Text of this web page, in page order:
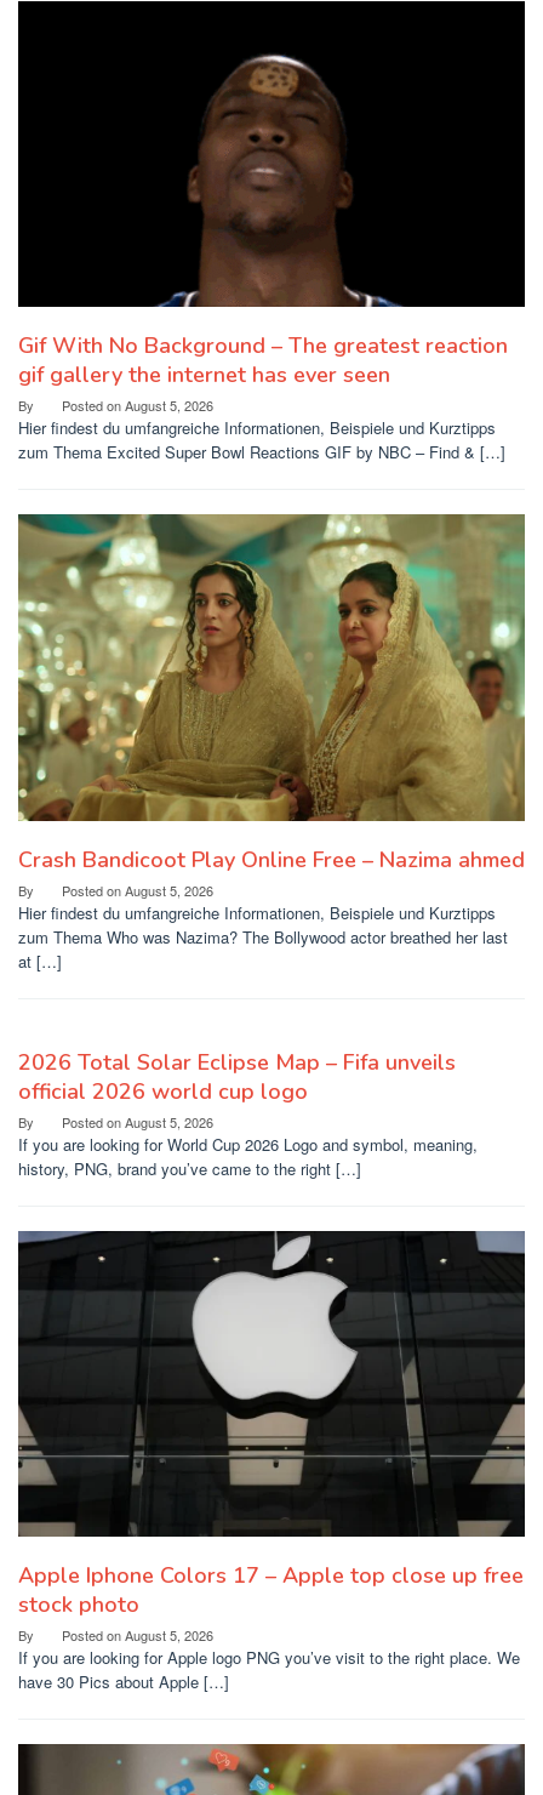
Gif With No Background – The greatest reaction
gif gallery the internet has ever seen
By Posted onAugust 5, 2026
Hier findest du umfangreiche Informationen, Beispiele und Kurztipps
zum Thema Excited Super Bowl Reactions GIF by NBC – Find & […]
Crash Bandicoot Play Online Free – Nazima ahmed
By Posted onAugust 5, 2026
Hier findest du umfangreiche Informationen, Beispiele und Kurztipps
zum Thema Who was Nazima? The Bollywood actor breathed her last
at […]
2026 Total Solar Eclipse Map – Fifa unveils
official 2026 world cup logo
By Posted onAugust 5, 2026
If you are looking for World Cup 2026 Logo and symbol, meaning,
history, PNG, brand you’ve came to the right […]
Apple Iphone Colors 17 – Apple top close up free
stock photo
By Posted onAugust 5, 2026
If you are looking for Apple logo PNG you’ve visit to the right place. We
have 30 Pics about Apple […]